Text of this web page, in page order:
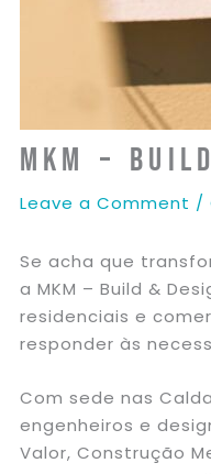
MKM –
Leave a Comment /
Se acha que
a MKM – Build &
residenciais e
responder às
Com sede nas
engenheiros e
Valor, Construção